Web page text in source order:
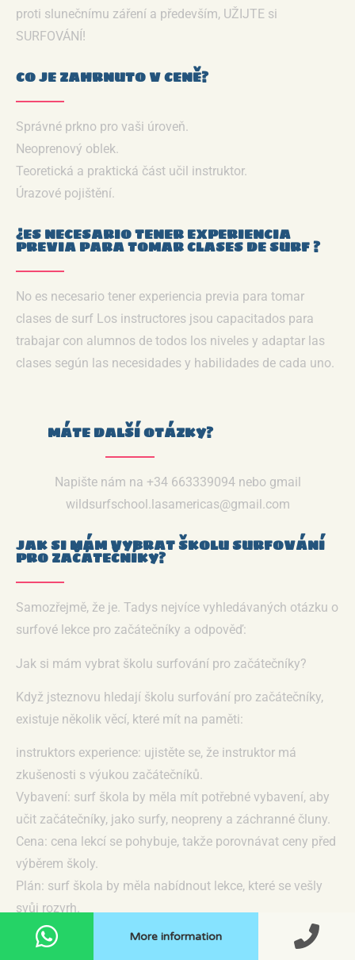
More information
proti slunečnímu záření a především, UŽIJTE si
SURFOVÁNÍ!
CO JE ZAHRNUTO V CENĚ?
Správné prkno pro vaši úroveň.
Neoprenový oblek.
Teoretická a praktická část učil instruktor.
Úrazové pojištění.
¿ES NECESARIO TENER EXPERIENCIA
PREVIA PARA TOMAR CLASES DE SURF ?
No es necesario tener experiencia previa para tomar
clases de surf Los instructores jsou capacitados para
trabajar con alumnos de todos los niveles y adaptar las
clases según las necesidades y habilidades de cada uno.
MÁTE DALŠÍ OTÁZKY?
Napište nám na +34 663339094 nebo gmail
wildsurfschool.lasamericas@gmail.com
JAK SI MÁM VYBRAT ŠKOLU SURFOVÁNÍ
PRO ZAČÁTEČNÍKY?
Samozřejmě, že je. Tadys nejvíce vyhledávaných otázku o
surfové lekce pro začátečníky a odpověď:
Jak si mám vybrat školu surfování pro začátečníky?
Když jsteznovu hledají školu surfování pro začátečníky,
existuje několik věcí, které mít na paměti:
instruktors experience: ujistěte se, že instruktor má
zkušenosti s výukou začátečníků.
Vybavení: surf škola by měla mít potřebné vybavení, aby
učit začátečníky, jako surfy, neopreny a záchranné čluny.
Cena: cena lekcí se pohybuje, takže porovnávat ceny před
výběrem školy.
Plán: surf škola by měla nabídnout lekce, které se vešly
svůj rozvrh.
Jakmile jste v úvahu tyto faktory, můžete začít hledat surf